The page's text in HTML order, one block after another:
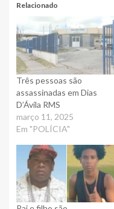
Relacionado
Três pessoas são
assassinadas em Dias
D’Ávila RMS
março 11, 2025
Em "POLÍCIA"